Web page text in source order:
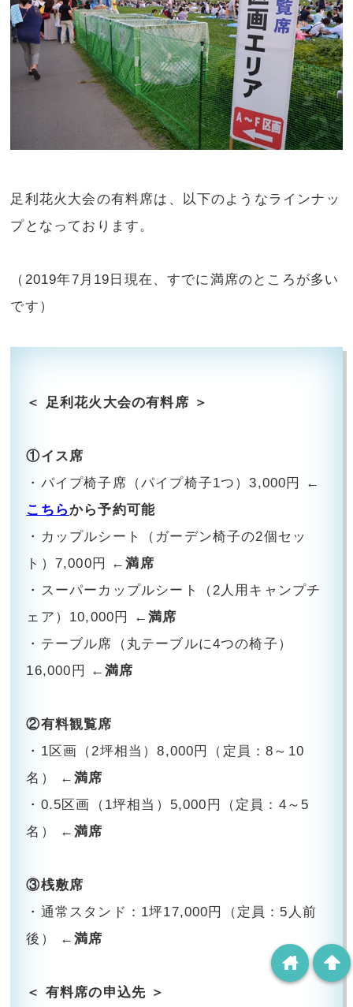
足利花火大会の有料席は、以下のようなラインナッ
プとなっております。
（2019年7月19日現在、すでに満席のところが多い
です）
＜ 足利花火大会の有料席 ＞
①イス席
・パイプ椅子席（パイプ椅子1つ）3,000円
←
こちらから予約可能
・カップルシート（ガーデン椅子の2個セッ
ト）7,000円
←満席
・スーパーカップルシート（2人用キャンプチ
ェア）10,000円
←満席
・テーブル席（丸テーブルに4つの椅子）
16,000円
←満席
②有料観覧席
・1区画（2坪相当）8,000円（定員：8～10
名）
←満席
・0.5区画（1坪相当）5,000円（定員：4～5
名）
←満席
③桟敷席
・通常スタンド：1坪17,000円（定員：5人前
後）
←満席
＜ 有料席の申込先 ＞
arrowup
home